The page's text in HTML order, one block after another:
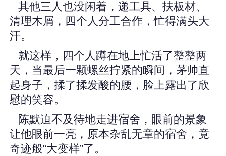
其他三人也没闲着，递工具、扶板材、
清理木屑，四个人分工合作，忙得满头大
汗。
就这样，四个人蹲在地上忙活了整整两
天，当最后一颗螺丝拧紧的瞬间，茅帅直
起身子，揉了揉发酸的腰，脸上露出了欣
慰的笑容。
陈默迫不及待地走进宿舍，眼前的景象
让他眼前一亮，原本杂乱无章的宿舍，竟
奇迹般“大变样”了。